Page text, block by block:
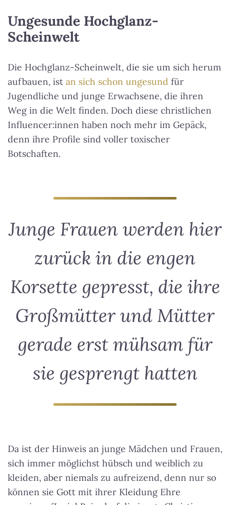
Ungesunde Hochglanz-
Scheinwelt
Die Hochglanz-Scheinwelt, die sie um sich herum
aufbauen, ist an sich schon ungesund für
Jugendliche und junge Erwachsene, die ihren
Weg in die Welt finden. Doch diese christlichen
Influencer:innen haben noch mehr im Gepäck,
denn ihre Profile sind voller toxischer
Botschaften.
Junge Frauen werden hier
zurück in die engen
Korsette gepresst, die ihre
Großmütter und Mütter
gerade erst mühsam für
sie gesprengt hatten
Da ist der Hinweis an junge Mädchen und Frauen,
sich immer möglichst hübsch und weiblich zu
kleiden, aber niemals zu aufreizend, denn nur so
können sie Gott mit ihrer Kleidung Ehre